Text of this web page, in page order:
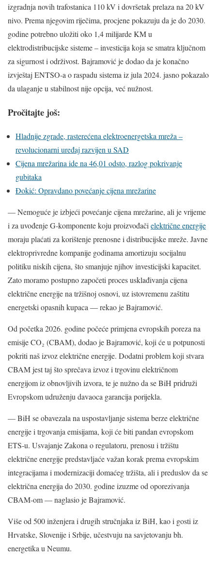
izgradnja novih trafostanica 110 kV i dovršetak prelaza na 20 kV
nivo. Prema njegovim riječima, procjene pokazuju da je do 2030.
godine potrebno uložiti oko 1,4 milijarde KM u
elektrodistribucijske sisteme – investicija koja se smatra ključnom
za sigurnost i održivost. Bajramović je dodao da je konačno
izvještaj ENTSO-a o raspadu sistema iz jula 2024. jasno pokazalo
da ulaganje u stabilnost nije opcija, već nužnost.
Pročitajte još:
Hladnije zgrade, rasterećena elektroenergetska mreža –
revolucionarni uređaj razvijen u SAD
Cijena mrežarina ide na 46,01 odsto, razlog pokrivanje
gubitaka
Đokić: Opravdano povećanje cijena mrežarine
— Nemoguće je izbjeći povećanje cijena mrežarine, ali je vrijeme
i za uvođenje G-komponente koju proizvođači električne energije
moraju plaćati za korištenje prenosne i distribucijske mreže. Javne
elektroprivredne kompanije godinama amortizuju socijalnu
politiku niskih cijena, što smanjuje njihov investicijski kapacitet.
Zato moramo postupno započeti proces usklađivanja cijena
električne energije na tržišnoj osnovi, uz istovremenu zaštitu
energetski opasnih kupaca — rekao je Bajramović.
Od početka 2026. godine počeće primjena evropskih poreza na
emisije CO₂ (CBAM), dodao je Bajramović, koji će u potpunosti
pokriti naš izvoz električne energije. Dodatni problem koji stvara
CBAM jest taj što sprečava izvoz i trgovinu električnom
energijom iz obnovljivih izvora, te je nužno da se BiH pridruži
Evropskom udruženju davaoca garancija porijekla.
— BiH se obavezala na uspostavljanje sistema berze električne
energije i trgovanja emisijama, koji će biti pandan evropskom
ETS-u. Usvajanje Zakona o regulatoru, prenosu i tržištu
električne energije predstavljaće važan korak prema evropskim
integracijama i modernizaciji domaćeg tržišta, ali i preduslov da se
električna energija do 2030. godine izuzme od oporezivanja
CBAM-om — naglasio je Bajramović.
Više od 500 inženjera i drugih stručnjaka iz BiH, kao i gosti iz
Hrvatske, Slovenije i Srbije, učestvuju na savjetovanju bh.
energetika u Neumu.